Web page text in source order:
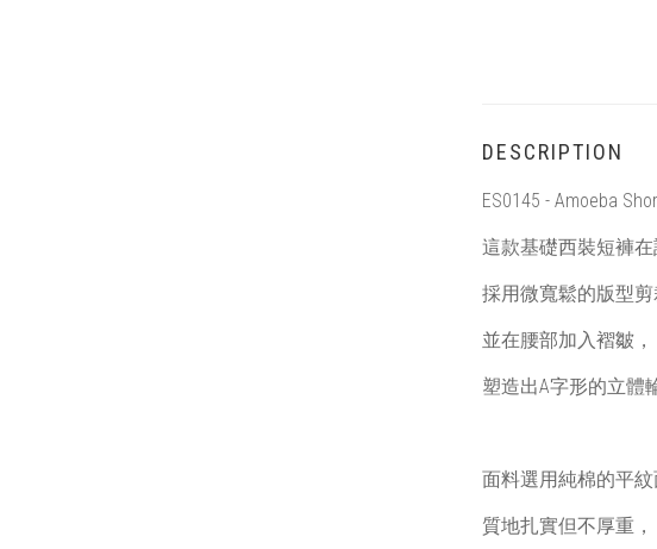
DESCRIPTION
ES0145 - Amoeba
這款基礎西裝短褲
採用微寬鬆的版型剪
並在腰部加入褶皺，
塑造出A字形的立體
面料選用純棉的平紋
質地扎實但不厚重，